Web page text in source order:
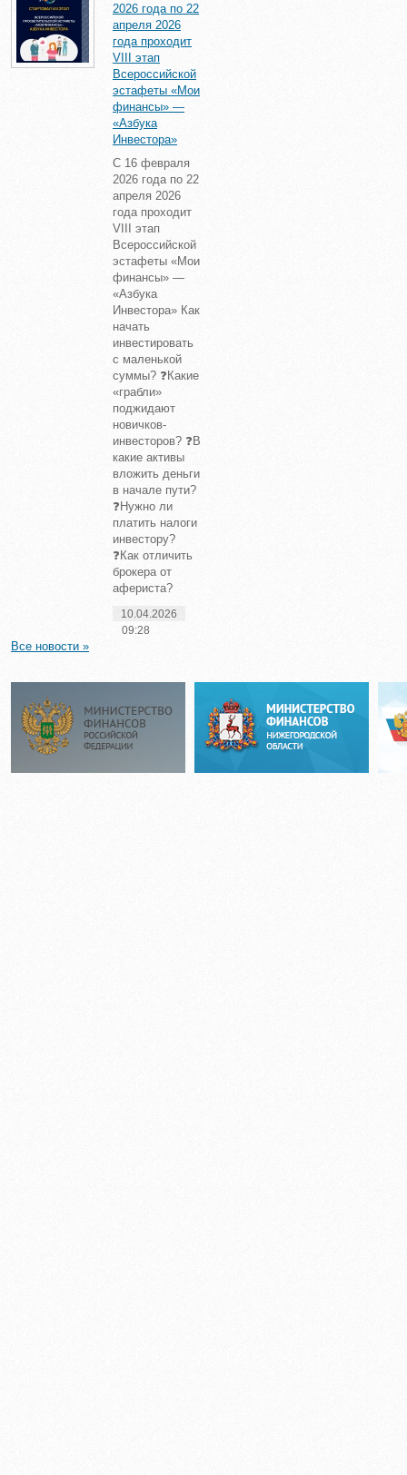
2026 года по 22
апреля 2026
года проходит
VIII этап
Всероссийской
эстафеты «Мои
финансы» —
«Азбука
Инвестора»
С 16 февраля
2026 года по 22
апреля 2026
года проходит
VIII этап
Всероссийской
эстафеты «Мои
финансы» —
«Азбука
Инвестора» Как
начать
инвестировать
с маленькой
суммы? ❓Какие
«грабли»
поджидают
новичков-
инвесторов? ❓В
какие активы
вложить деньги
в начале пути?
❓Нужно ли
платить налоги
инвестору?
❓Как отличить
брокера от
афериста?
10.04.2026
09:28
Все новости »